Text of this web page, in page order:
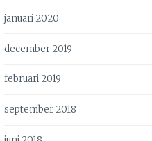
januari 2020
december 2019
februari 2019
september 2018